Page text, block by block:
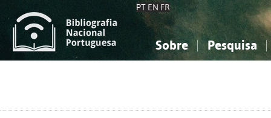
PT EN FR
Sobre Pesquisa